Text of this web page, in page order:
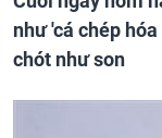
như 'cá chép
chót như son